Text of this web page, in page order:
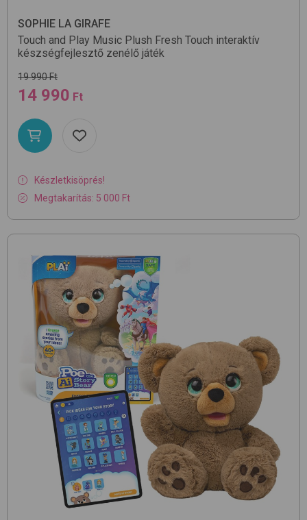
SOPHIE LA GIRAFE
Touch and Play Music Plush Fresh Touch interaktív
készségfejlesztő zenélő játék
19 990 Ft
14 990 Ft
Készletkisöprés!
Megtakarítás: 5 000 Ft